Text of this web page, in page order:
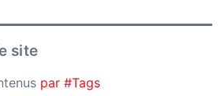
site
par #Tags